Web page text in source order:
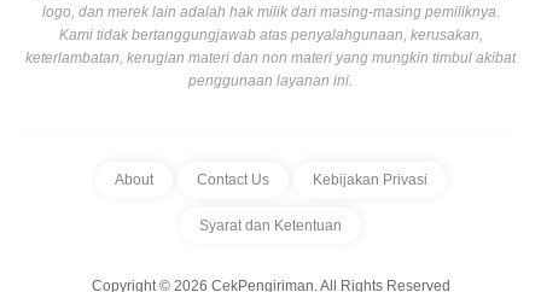
logo, dan merek lain adalah hak milik dari masing-masing pemiliknya.
Kami tidak bertanggungjawab atas penyalahgunaan, kerusakan,
keterlambatan, kerugian materi dan non materi yang mungkin timbul akibat
penggunaan layanan ini.
About Contact Us Kebijakan Privasi
Syarat dan Ketentuan
Copyright © 2026 CekPengiriman. All Rights Reserved